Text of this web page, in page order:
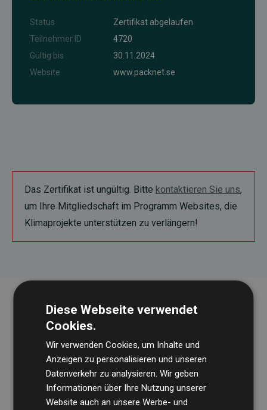
Status
Zertifikat abgelaufen
Teilnehmer ID
4720
Gültig bis
30.11.2024
Website
www.packnet.se
Das Zertifikat ist ungültig. Bitte kontaktieren Sie uns,
um Ihre Mitgliedschaft im Programm Websites, die
Klimaprojekte unterstützen zu verlängern!
Die Wirtschaftsprüfungsgesellschaft BDOüberprüft
regelmäßig unsere Berechnungen und Methodik, um
Diese Webseite verwendet
Cookies.
Wir verwenden Cookies, um Inhalte und
Anzeigen zu personalisieren und unseren
Datenverkehr zu analysieren. Wir geben
Informationen über Ihre Nutzung unserer
Website auch an unsere Werbe- und